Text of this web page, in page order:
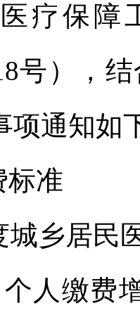
疗保障
号），
项通知如
标准
城乡居民
个人缴费